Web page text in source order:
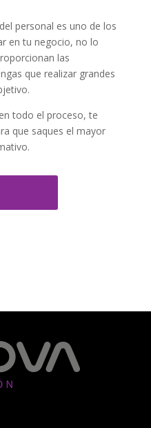
personal es uno de los
en tu negocio, no lo
las
que realizar grandes
todo el proceso, te
que saques el mayor